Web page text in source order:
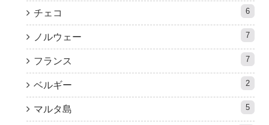
チェコ 6
ノルウェー 7
フランス 7
ベルギー 2
マルタ島 5